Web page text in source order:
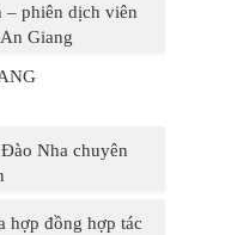
– phiên dịch viên
Giang
Nha chuyên
hợp đồng hợp tác